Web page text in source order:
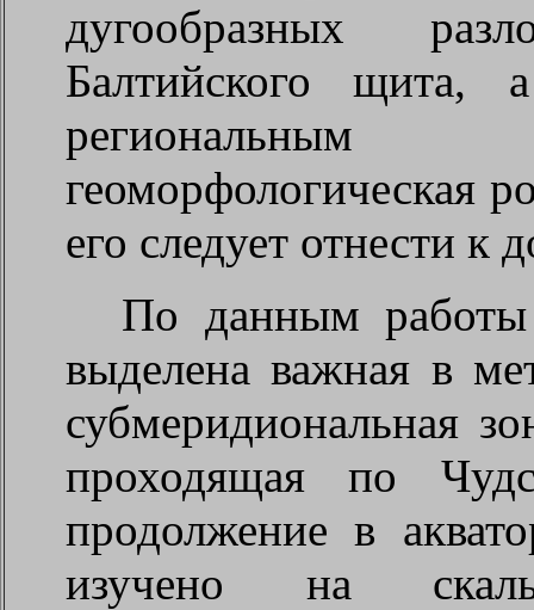
дугообразных
Балтийского щита,
геоморфологическая
его следует отнести
По данным
выделена важная в
субмеридиональная
проходящая по
продолжение в
изучено на